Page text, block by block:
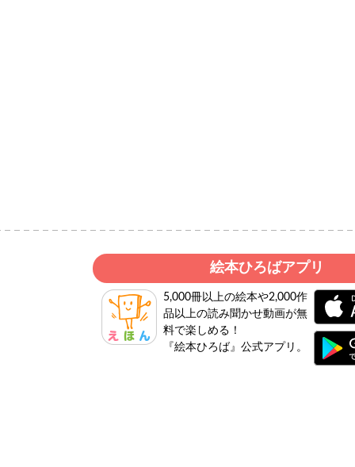
絵本ひろばアプリ
5,000冊以上の絵本や2,000作
品以上の読み聞かせ動画が無
料で楽しめる！
『絵本ひろば』公式アプリ。